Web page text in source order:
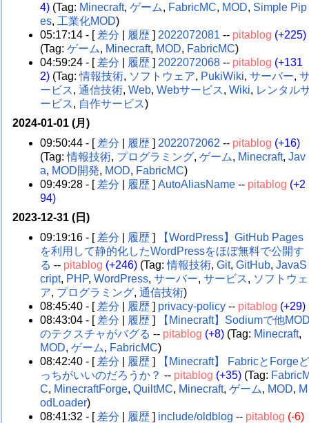
4) (Tag: Minecraft,ゲーム, FabricMC, MOD, Simple Pip
es, 工業化MOD)
05:17:14 - [ 差分 履歴 ] 2022072081 -- pitablog (+225)
(Tag:ゲーム, Minecraft, MOD, FabricMC)
04:59:24 - [ 差分 履歴 ] 2022072068 -- pitablog (+131
2) (Tag:情報技術, ソフトウェア, PukiWiki,サーバー,
ービス,通信技術,Web,Webサービス,Wiki, レンタル
ービス, 自作サービス)
2024-01-01 (月)
09:50:44 - [ 差分 履歴 ] 2022072062 -- pitablog (+16)
(Tag:情報技術, プログラミング,ゲーム, Minecraft,Jav
a, MOD開発, MOD, FabricMC)
09:49:28 - [ 差分 履歴 ]AutoAliasName -- pitablog (+2
94)
2023-12-31 (日)
09:19:16 - [ 差分 履歴 ]
【WordPress】GitHub Pages
を利用して静的化したWordPressをほぼ無料で公開す
る -- pitablog (+246) (Tag:情報技術,Git,GitHub,JavaS
cript, PHP,WordPress,サーバー,サービス, ソフトウェ
ア, プログラミング,通信技術)
08:45:40 - [ 差分 履歴 ] privacy-policy -- pitablog (+29)
08:43:04 - [ 差分 履歴 ]
【Minecraft】Sodiumで他
のテクスチャがバグる -- pitablog (+8) (Tag: Minecraft,
MOD,ゲーム, FabricMC)
08:42:40 - [ 差分 履歴 ]
【Minecraft】 FabricとForge
っちがいいのだろうか？ -- pitablog (+35) (Tag:
C, MinecraftForge,QuiltMC, Minecraft,ゲーム, MOD, M
odLoader)
08:41:32 - [ 差分 履歴 ] include/oldblog -- pitablog (-6)